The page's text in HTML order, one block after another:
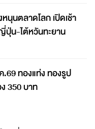
นุนตลาดโลก เปิดเช้า
ปุ่น-ไต้หวันทะยาน
องแท่ง ทองรูป
350 บาท